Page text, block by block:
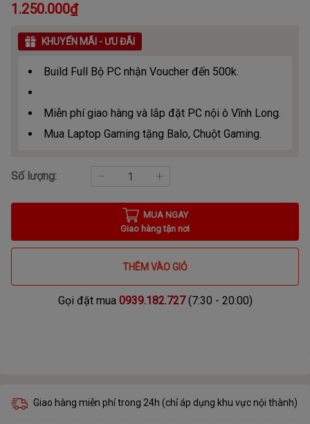
1.250.000₫
KHUYẾN MÃI - ƯU ĐÃI
Build Full Bộ PC nhận Voucher đến 500k.
Miễn phí giao hàng và lắp đặt PC nội ô Vĩnh Long.
Mua Laptop Gaming tặng Balo, Chuột Gaming.
Số lượng:
MUA NGAY
Giao hàng tận nơi
THÊM VÀO GIỎ
Gọi đặt mua 0939.182.727(7:30 - 20:00)
Giao hàng miễn phí trong 24h (chỉ áp dụng khu vực nội thành)